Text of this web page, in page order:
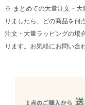
※ まとめての大量注文・大
りましたら、どの商品を何
注文・大量ラッピングの場
ります。お気軽にお問い合